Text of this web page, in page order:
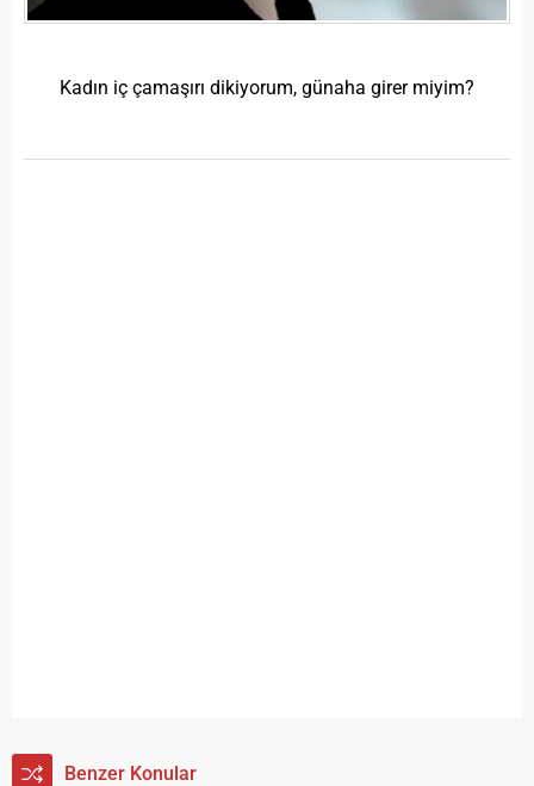
Kadın iç çamaşırı dikiyorum, günaha girer miyim?
Benzer Konular